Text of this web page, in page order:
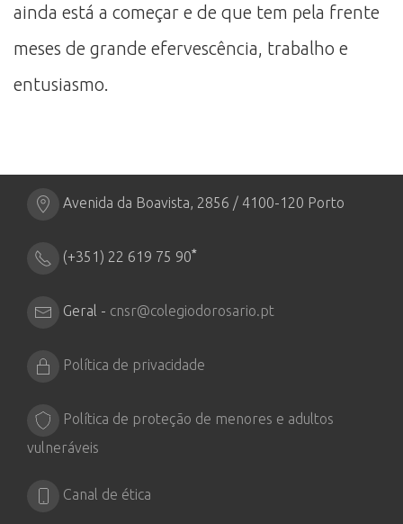
ainda está a começar e de que tem pela frente
meses de grande efervescência, trabalho e
entusiasmo.
Avenida da Boavista, 2856 / 4100-120 Porto
(+351) 22 619 75 90*
Geral - cnsr@colegiodorosario.pt
Política de privacidade
Política de proteção de menores e adultos
vulneráveis
Canal de ética